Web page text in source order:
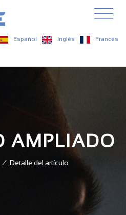
Español Inglés Francés
AMPLIADO
/ Detalle del artículo